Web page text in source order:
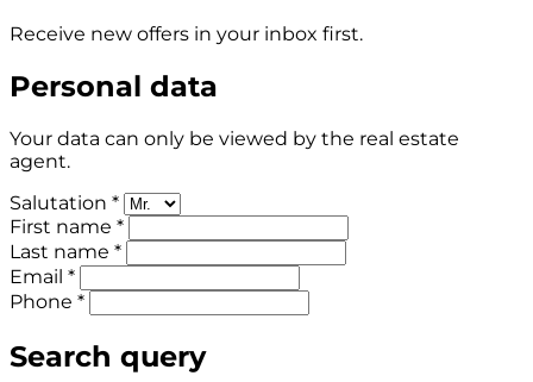
Receive new offers in your inbox first.
Personal data
Your data can only be viewed by the real estate
agent.
Salutation *
First name *
Last name *
Email *
Phone *
Search query